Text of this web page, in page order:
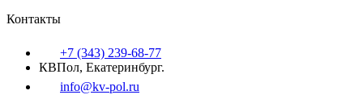
Контакты
+7 (343) 239-68-77
КВПол, Екатеринбург.
info@kv-pol.ru